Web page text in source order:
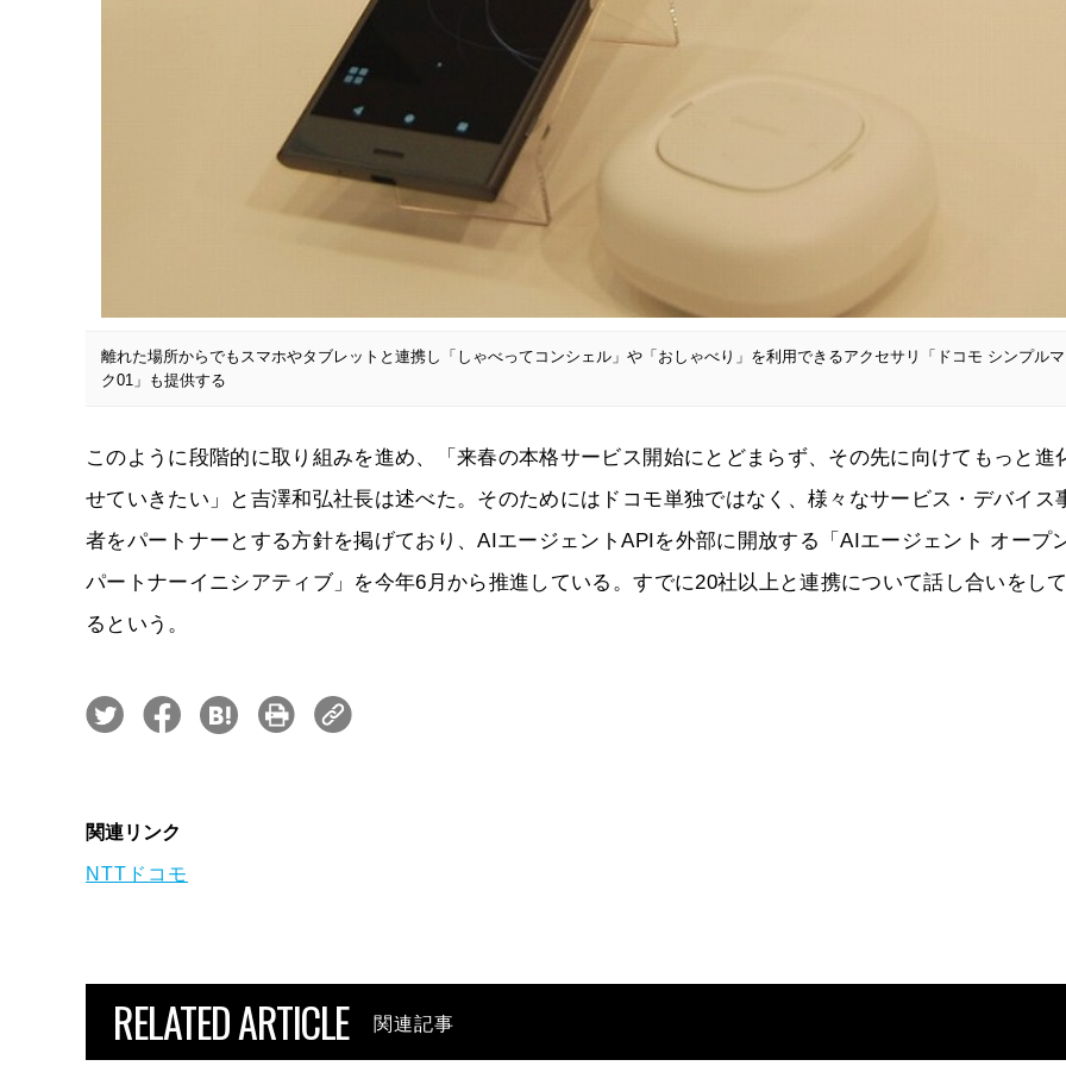
離れた場所からでもスマホやタブレットと連携し「しゃべってコンシェル」や「おしゃべり」を利用できるアクセサリ「ドコモ シンプル
ク01」も提供する
このように段階的に取り組みを進め、「来春の本格サービス開始にとどまらず、その先に向けてもっと進
せていきたい」と吉澤和弘社長は述べた。そのためにはドコモ単独ではなく、様々なサービス・デバイス
者をパートナーとする方針を掲げており、AIエージェントAPIを外部に開放する「AIエージェント オープ
パートナーイニシアティブ」を今年6月から推進している。すでに20社以上と連携について話し合いをし
るという。
関連リンク
NTTドコモ
RELATED ARTICLE 関連記事